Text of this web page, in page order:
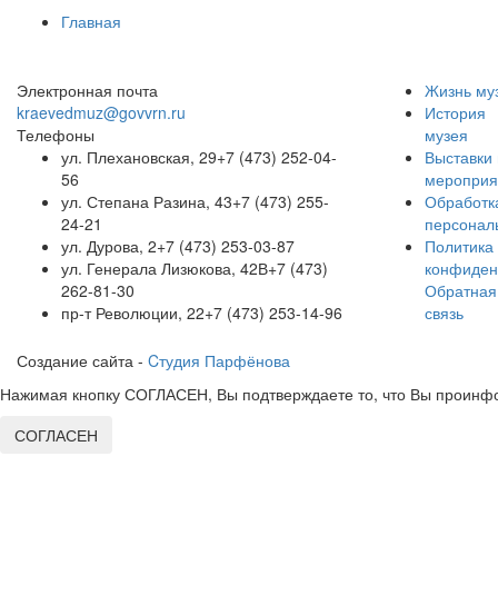
Главная
Электронная почта
kraevedmuz@govvrn.ru
Телефоны
ул. Плехановская, 29+7 (473) 252-04-
56
ул. Степана Разина, 43+7 (473) 255-
24-21
ул. Дурова, 2+7 (473) 253-03-87
ул. Генерала Лизюкова, 42В+7 (473)
262-81-30
пр-т Революции, 22+7 (473) 253-14-96
Жизнь
История
музея
Выставки
Политика
Обратная
связь
Создание сайта - Cтудия Парфёнова
Нажимая кнопку СОГЛАСЕН, Вы подтверждаете то, что Вы
СОГЛАСЕН